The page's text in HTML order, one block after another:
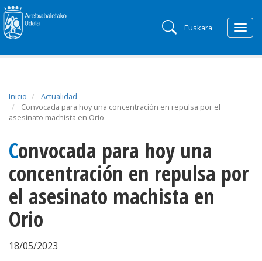
Euskara
Inicio
Actualidad
Convocada para hoy una concentración en repulsa por el
asesinato machista en Orio
Convocada para hoy una
concentración en repulsa por
el asesinato machista en
Orio
18/05/2023